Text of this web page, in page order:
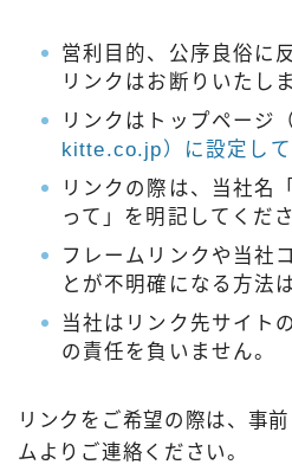
営利目的、公序良俗に
リンクはお断りいたしま
リンクはトップページ（
kitte.co.jp）に設定して
リンクの際は、当社名
って」を明記してくだ
フレームリンクや当社
とが不明確になる方法
当社はリンク先サイト
の責任を負いません。
リンクをご希望の際は、事
ムよりご連絡ください。